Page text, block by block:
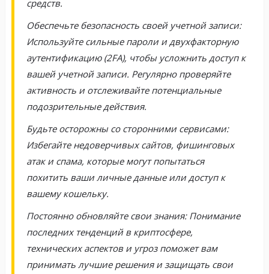
средств.
Обеспечьте безопасность своей учетной записи:
Используйте сильные пароли и двухфакторную
аутентификацию (2FA), чтобы усложнить доступ к
вашей учетной записи. Регулярно проверяйте
активность и отслеживайте потенциальные
подозрительные действия.
Будьте осторожны со сторонними сервисами:
Избегайте недоверчивых сайтов, фишинговых
атак и спама, которые могут попытаться
похитить ваши личные данные или доступ к
вашему кошельку.
Постоянно обновляйте свои знания: Понимание
последних тенденций в криптосфере,
технических аспектов и угроз поможет вам
принимать лучшие решения и защищать свои